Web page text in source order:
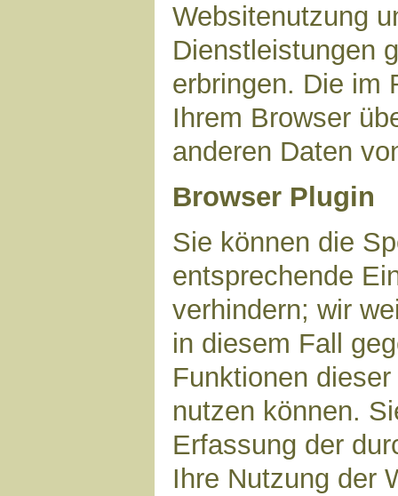
Websitenutzung
Dienstleistungen
erbringen. Die im
Ihrem Browser
anderen Daten
Browser Plugin
Sie können die
entsprechende
verhindern; wir
in diesem Fall
Funktionen
nutzen können.
Erfassung der
Ihre Nutzung der